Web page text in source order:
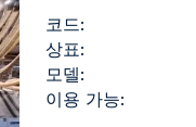
코드:
상표:
모델:
이용 가능: